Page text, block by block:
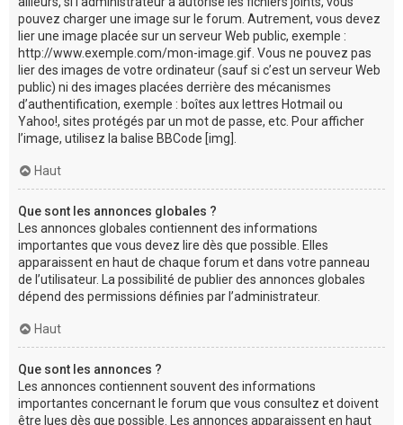
pouvez charger une image sur le forum. Autrement, vous devez
lier une image placée sur un serveur Web public, exemple :
http://www.exemple.com/mon-image.gif. Vous ne pouvez pas
lier des images de votre ordinateur (sauf si c’est un serveur Web
public) ni des images placées derrière des mécanismes
d’authentification, exemple : boîtes aux lettres Hotmail ou
Yahoo!, sites protégés par un mot de passe, etc. Pour afficher
l’image, utilisez la balise BBCode [img].
Haut
Que sont les annonces globales ?
Les annonces globales contiennent des informations
importantes que vous devez lire dès que possible. Elles
apparaissent en haut de chaque forum et dans votre panneau
de l’utilisateur. La possibilité de publier des annonces globales
dépend des permissions définies par l’administrateur.
Haut
Que sont les annonces ?
Les annonces contiennent souvent des informations
importantes concernant le forum que vous consultez et doivent
être lues dès que possible. Les annonces apparaissent en haut